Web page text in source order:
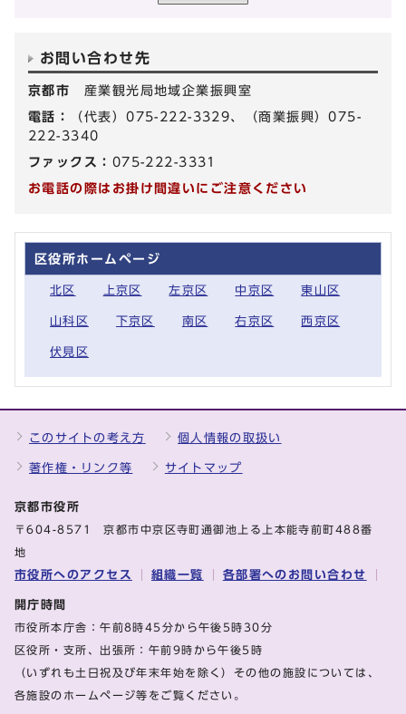
お問い合わせ先
京都市 産業観光局地域企業振興室
電話：
（代表）075-222-3329、（商業振興）075-
222-3340
ファックス： 075-222-3331
お電話の際はお掛け間違いにご注意ください
区役所ホームページ
北区 上京区 左京区 中京区 東山区
山科区 下京区 南区 右京区 西京区
伏見区
このサイトの考え方 個人情報の取扱い
著作権・リンク等 サイトマップ
京都市役所
〒604-8571 京都市中京区寺町通御池上る上本能寺前町488番
地
市役所へのアクセス 組織一覧 各部署へのお問い合わせ
開庁時間
市役所本庁舎：午前8時45分から午後5時30分
区役所・支所、出張所：午前9時から午後5時
（いずれも土日祝及び年末年始を除く）その他の施設については、
各施設のホームページ等をご覧ください。